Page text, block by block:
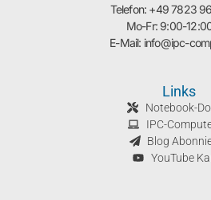
Telefon: +49 7823
Mo-Fr: 9:00-
E-Mail: info@ipc-
Links
Notebook-
IPC-
Blog
YouTube